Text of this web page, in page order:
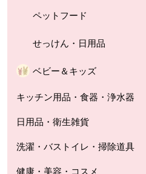
ペットフード
せっけん・日用品
ベビー＆キッズ
キッチン用品・食器・浄水器
日用品・衛生雑貨
洗濯・バストイレ・掃除道具
健康・美容・コスメ